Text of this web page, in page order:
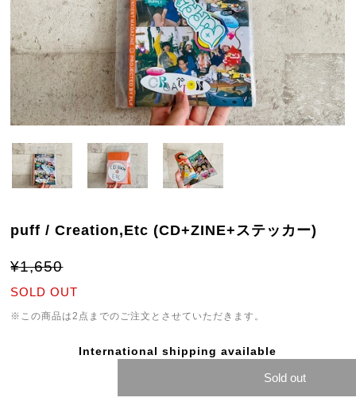
puff / Creation,Etc (CD+ZINE+ステッカー)
¥1,650
SOLD OUT
※この商品は2点までのご注文とさせていただきます。
International shipping available
Sold out